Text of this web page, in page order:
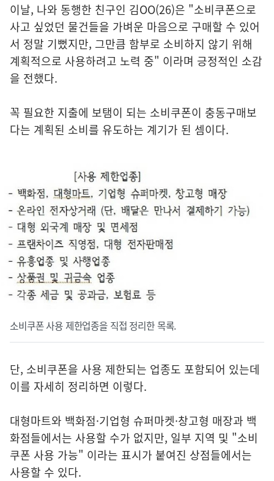
이날, 나와 동행한 친구인 김OO(26)은 "소비쿠폰으로
사고 싶었던 물건들을 가벼운 마음으로 구매할 수 있어
서 정말 기뻤지만, 그만큼 함부로 소비하지 않기 위해
계획적으로 사용하려고 노력 중" 이라며 긍정적인 소감
을 전했다.
꼭 필요한 지출에 보탬이 되는 소비쿠폰이 충동구매보
다는 계획된 소비를 유도하는 계기가 된 셈이다.
소비쿠폰 사용 제한업종을 직접 정리한 목록.
단, 소비쿠폰을 사용 제한되는 업종도 포함되어 있는데
이를 자세히 정리하면 이렇다.
대형마트와 백화점·기업형 슈퍼마켓·창고형 매장과 백
화점들에서는 사용할 수가 없지만, 일부 지역 및 "소비
쿠폰 사용 가능" 이라는 표시가 붙여진 상점들에서는
사용할 수 있다.